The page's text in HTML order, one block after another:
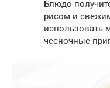
Блюдо
рисом и
использовать
чесночные